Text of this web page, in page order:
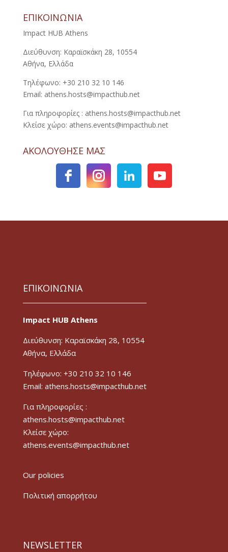
ΕΠΙΚΟΙΝΩΝΙΑ
Impact HUB Athens
Διεύθυνση: Καραϊσκάκη 28, 10554
Αθήνα, Ελλάδα
Τηλέφωνο: +30 210 32 10 146
Email: athens.hosts@impacthub.net
Για πληροφορίες : athens.hosts@impacthub.net
Κλείσε χώρο: athens.events@impacthub.net
ΑΚΟΛΟΥΘΗΣΕ ΜΑΣ
ΕΠΙΚΟΙΝΩΝΙΑ
Impact HUB Athens
Διεύθυνση: Καραϊσκάκη 28, 10554
Αθήνα, Ελλάδα
Τηλέφωνο: +30 210 32 10 146
Email: athens.hosts@impacthub.net
Για πληροφορίες :
athens.hosts@impacthub.net
Κλείσε χώρο:
athens.events@impacthub.net
Our policies
Πολιτική απορρήτου
NEWSLETTER